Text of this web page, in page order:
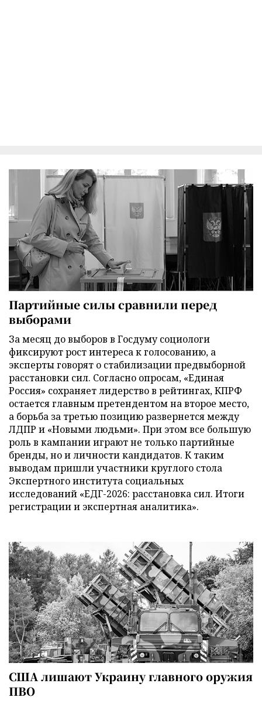
Партийные силы сравнили перед
выборами
За месяц до выборов в Госдуму социологи
фиксируют рост интереса к голосованию, а
эксперты говорят о стабилизации предвыборной
расстановки сил. Согласно опросам, «Единая
Россия» сохраняет лидерство в рейтингах, КПРФ
остается главным претендентом на второе место,
а борьба за третью позицию развернется между
ЛДПР и «Новыми людьми». При этом все большую
роль в кампании играют не только партийные
бренды, но и личности кандидатов. К таким
выводам пришли участники круглого стола
Экспертного института социальных
исследований «ЕДГ-2026: расстановка сил. Итоги
регистрации и экспертная аналитика».
США лишают Украину главного оружия
ПВО